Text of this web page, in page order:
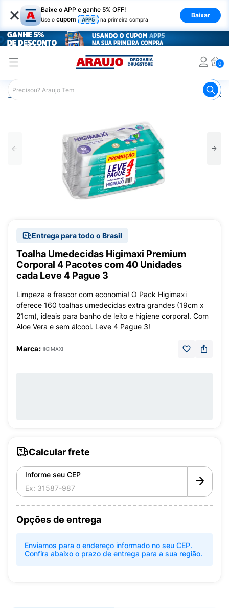
× Baixe o APP e ganhe 5% OFF!
Use o cupom APP5 na primeira compra
Baixar
0
Araujo Infantil Lenços Umedecidos
Entrega para todo o Brasil
Toalha Umedecidas Higimaxi Premium
Corporal 4 Pacotes com 40 Unidades
cada Leve 4 Pague 3
Limpeza e frescor com economia! O Pack Higimaxi
oferece 160 toalhas umedecidas extra grandes (19cm x
21cm), ideais para banho de leito e higiene corporal. Com
Aloe Vera e sem álcool. Leve 4 Pague 3!
Marca:HIGIMAXI
Calcular frete
Informe seu CEP
Opções de entrega
Enviamos para o endereço informado no seu CEP.
Confira abaixo o prazo de entrega para a sua região.